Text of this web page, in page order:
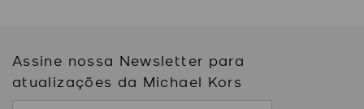
Assine nossa Newsletter para
atualizações da Michael Kors